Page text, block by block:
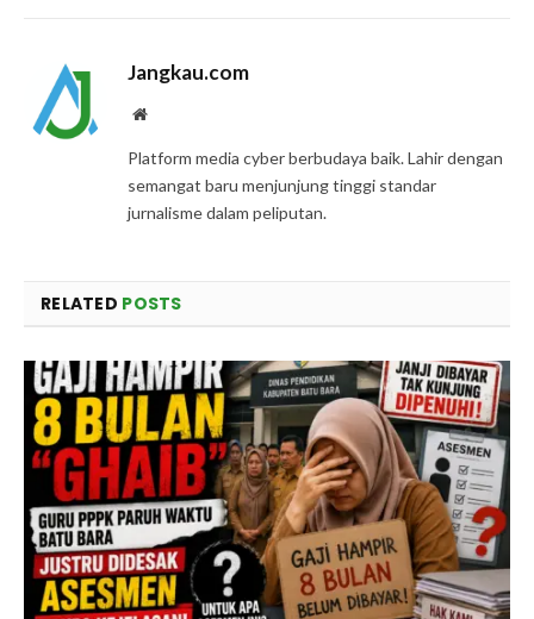
Jangkau.com
Website
Platform media cyber berbudaya baik. Lahir dengan
semangat baru menjunjung tinggi standar
jurnalisme dalam peliputan.
RELATED POSTS